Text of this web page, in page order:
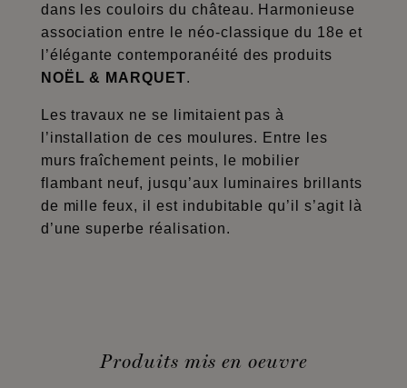
dans les couloirs du château. Harmonieuse
association entre le néo-classique du 18e et
l’élégante contemporanéité des produits
NOËL & MARQUET.
Les travaux ne se limitaient pas à
l’installation de ces moulures. Entre les
murs fraîchement peints, le mobilier
flambant neuf, jusqu’aux luminaires brillants
de mille feux, il est indubitable qu’il s’agit là
d’une superbe réalisation.
Produits mis en oeuvre